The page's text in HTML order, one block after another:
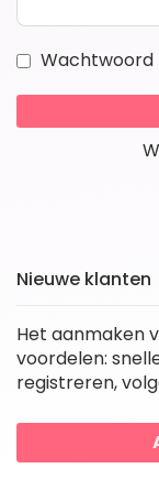
Wachtwoord
Nieuwe klanten
Het aanmaken
voordelen:
registreren,